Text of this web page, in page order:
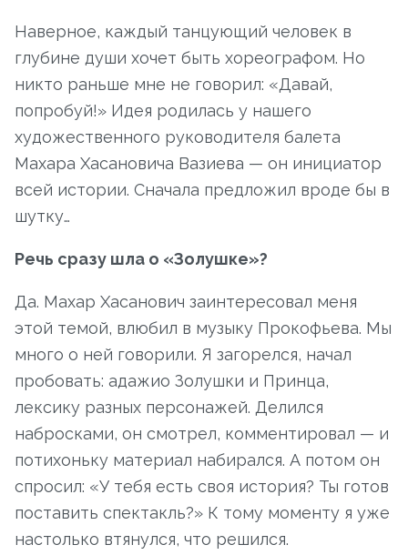
Наверное, каждый танцующий человек в
глубине души хочет быть хореографом. Но
никто раньше мне не говорил: «Давай,
попробуй!» Идея родилась у нашего
художественного руководителя балета
Махара Хасановича Вазиева — он инициатор
всей истории. Сначала предложил вроде бы в
шутку…
Речь сразу шла о «Золушке»?
Да. Махар Хасанович заинтересовал меня
этой темой, влюбил в музыку Прокофьева. Мы
много о ней говорили. Я загорелся, начал
пробовать: адажио Золушки и Принца,
лексику разных персонажей. Делился
набросками, он смотрел, комментировал — и
потихоньку материал набирался. А потом он
спросил: «У тебя есть своя история? Ты готов
поставить спектакль?» К тому моменту я уже
настолько втянулся, что решился.